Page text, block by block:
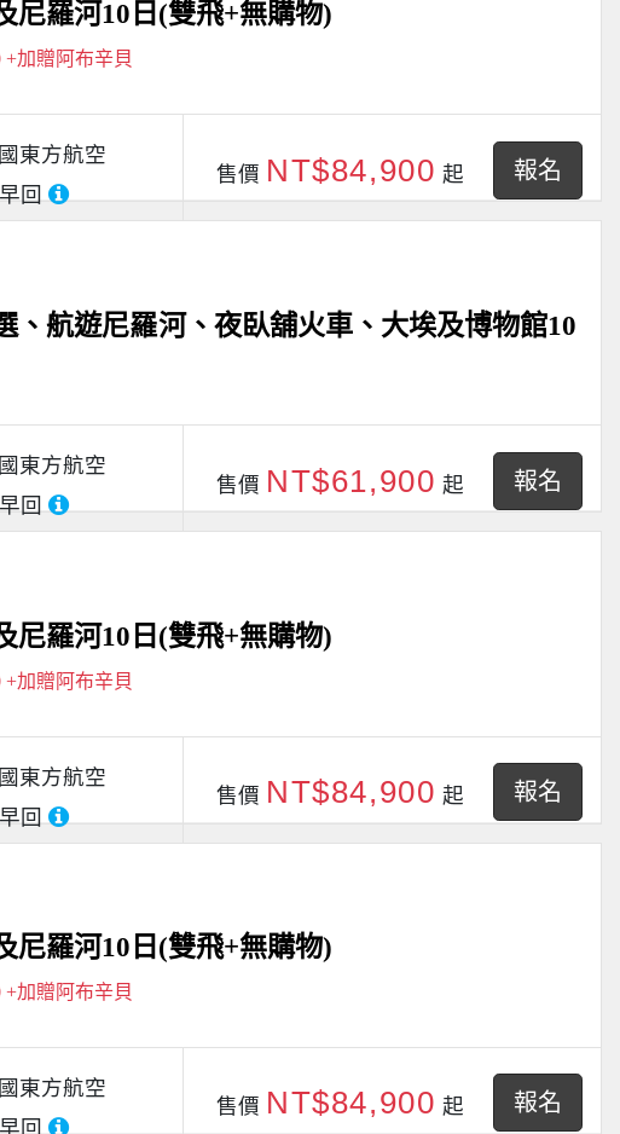
尼羅河10日(雙飛+無購物)
加贈阿布辛貝
東方航空
回
售價 NT$84,900 起 報名
、航遊尼羅河、夜臥舖火車、大埃及博物館10
東方航空
回
售價 NT$61,900 起 報名
尼羅河10日(雙飛+無購物)
加贈阿布辛貝
東方航空
回
售價 NT$84,900 起 報名
尼羅河10日(雙飛+無購物)
加贈阿布辛貝
東方航空
回
售價 NT$84,900 起 報名